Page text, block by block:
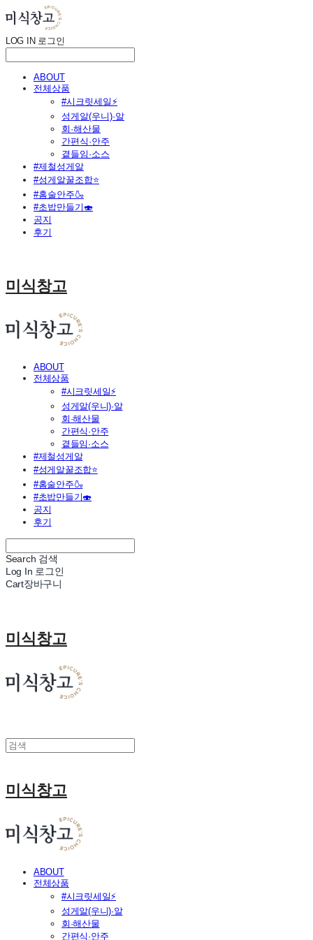
LOG IN 로그인
ABOUT
전체상품
#시크릿세일⚡
성게알(우니)·알
회·해산물
간편식·안주
곁들임·소스
#제철성게알
#성게알꿀조합⭐
#홈술안주🍶
#초밥만들기🍣
공지
후기
미식창고
ABOUT
전체상품
#시크릿세일⚡
성게알(우니)·알
회·해산물
간편식·안주
곁들임·소스
#제철성게알
#성게알꿀조합⭐
#홈술안주🍶
#초밥만들기🍣
공지
후기
Search 검색
Log In 로그인
Cart장바구니
미식창고
미식창고
ABOUT
전체상품
#시크릿세일⚡
성게알(우니)·알
회·해산물
간편식·안주